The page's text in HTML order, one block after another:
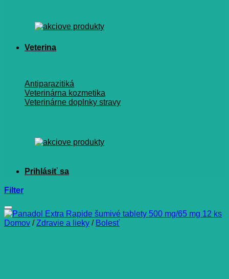
Veterina
Antiparazitiká
Veterinárna kozmetika
Veterinárne doplnky stravy
Filter
Domov / Zdravie a lieky / Bolesť